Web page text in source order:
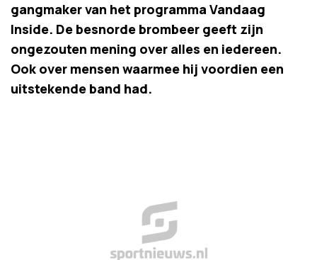
gangmaker van het programma Vandaag
Inside. De besnorde brombeer geeft zijn
ongezouten mening over alles en iedereen.
Ook over mensen waarmee hij voordien een
uitstekende band had.